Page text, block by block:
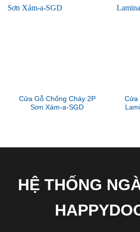
Cửa Gỗ Chống Cháy 2P
Sơn Xám-a-SGD
Cửa
HỆ THỐNG